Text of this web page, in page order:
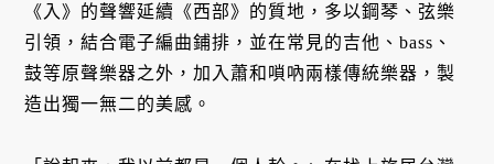
《入》的聲響延續《西部》的質地，多以鋼琴、弦樂
引領，結合電子編曲鋪排，並在常見的吉他、bass、
鼓等原聲樂器之外，加入蕭和嗩吶兩樣傳統樂器，製
造出獨一無二的美感。